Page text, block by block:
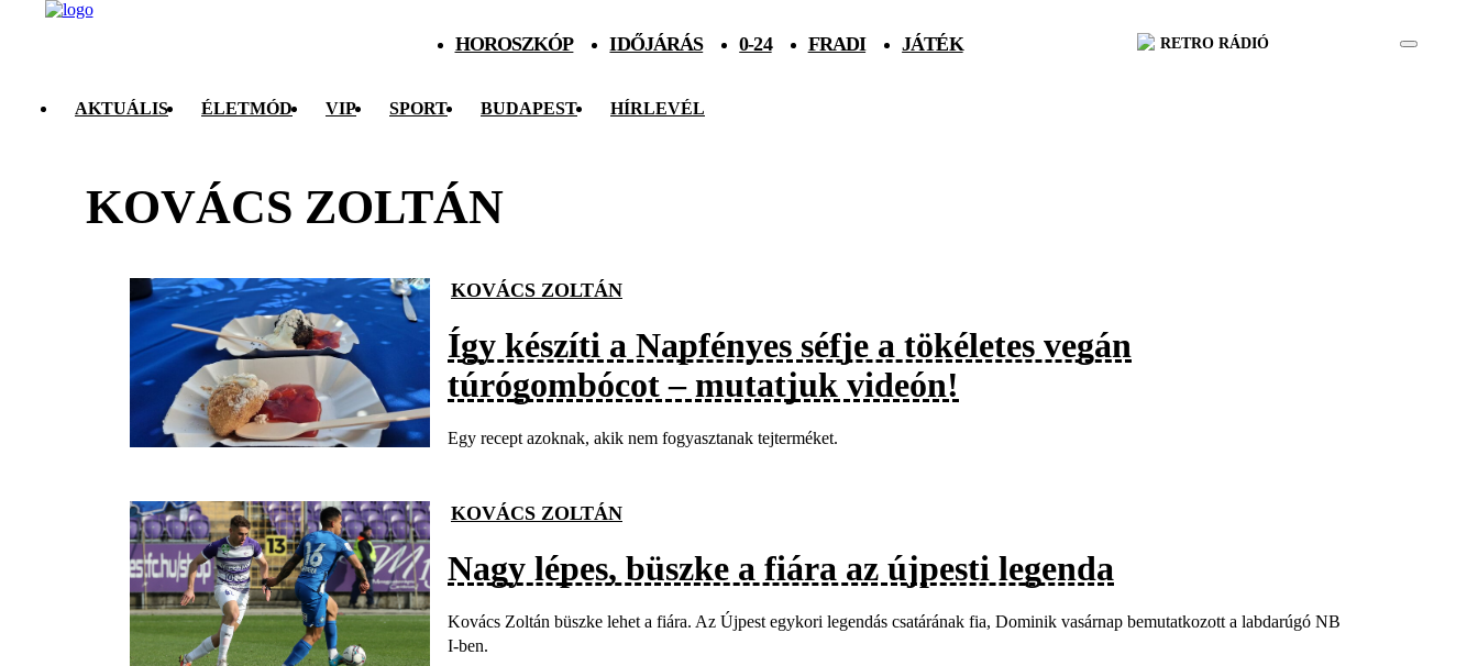
HOROSZKÓP IDŐJÁRÁS 0-24 FRADI JÁTÉK RETRO RÁDIÓ
AKTUÁLIS ÉLETMÓD VIP SPORT BUDAPEST HÍRLEVÉL
KOVÁCS ZOLTÁN
KOVÁCS ZOLTÁN
Így készíti a Napfényes séfje a tökéletes vegán
túrógombócot – mutatjuk videón!
Egy recept azoknak, akik nem fogyasztanak tejterméket.
KOVÁCS ZOLTÁN
Nagy lépes, büszke a fiára az újpesti legenda
Kovács Zoltán büszke lehet a fiára. Az Újpest egykori legendás csatárának fia, Dominik vasárnap bemutatkozott a labdarúgó NB
I-ben.